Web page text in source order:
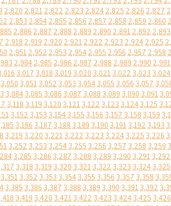
2,820 2,8212,822 2,823 2,8242,825 2,826 2,827
2,853 2,8542,855 2,856 2,857 2,858 2,859 2,860
2,886 2,887 2,888 2,889 2,890 2,8912,892 2,893
2,918 2,919 2,920 2,9212,922 2,923 2,9242,925
2,9512,952 2,953 2,9542,955 2,956 2,957 2,958
2,9842,985 2,986 2,987 2,988 2,989 2,990 2,991
3,017 3,018 3,019 3,020 3,0213,022 3,023 3,024
3,050 3,0513,052 3,053 3,0543,055 3,056 3,057
3,0843,085 3,086 3,087 3,088 3,089 3,090 3,091
3,118 3,119 3,120 3,1213,122 3,123 3,1243,125
3,152 3,153 3,1543,155 3,156 3,157 3,158 3,159
3,186 3,187 3,188 3,189 3,190 3,1913,192 3,193
3,219 3,220 3,2213,222 3,223 3,2243,225 3,226
3,252 3,253 3,2543,255 3,256 3,257 3,258 3,259
3,285 3,286 3,287 3,288 3,289 3,290 3,2913,292
3,318 3,319 3,320 3,3213,322 3,323 3,3243,325
3,3513,352 3,353 3,3543,355 3,356 3,357 3,358
3,385 3,386 3,387 3,388 3,389 3,390 3,3913,392
3,419 3,420 3,4213,422 3,423 3,4243,425 3,426